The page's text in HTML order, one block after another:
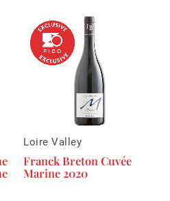
Loire Valley
Franck Breton Cuvée
Marine 2020